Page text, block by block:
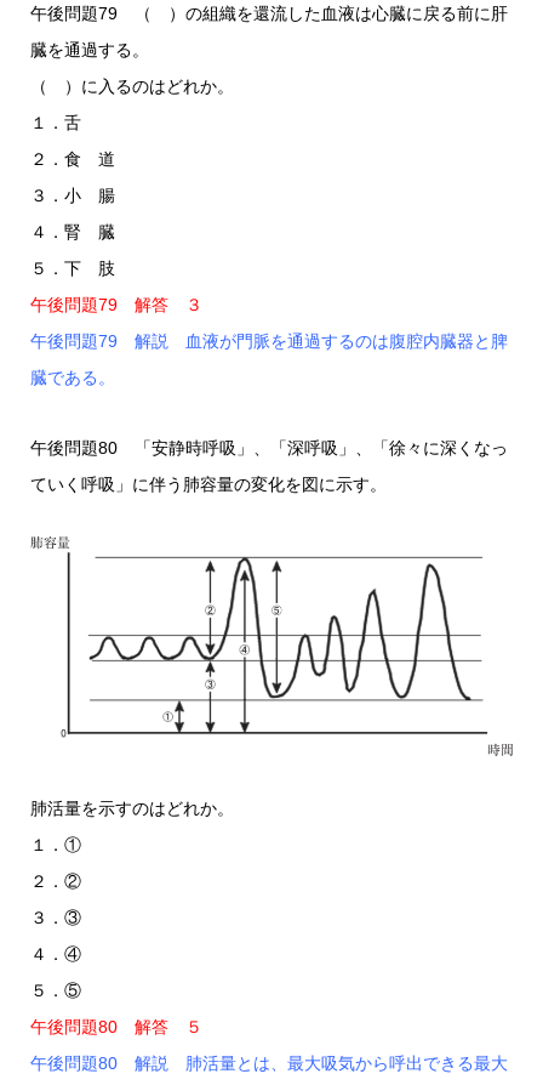
午後問題79 （ ）の組織を還流した血液は心臓に戻る前に肝
臓を通過する。
（ ）に入るのはどれか。
１．舌
２．食 道
３．小 腸
４．腎 臓
５．下 肢
午後問題79 解答 ３
午後問題79 解説 血液が門脈を通過するのは腹腔内臓器と脾
臓である。
午後問題80 「安静時呼吸」、「深呼吸」、「徐々に深くなっ
ていく呼吸」に伴う肺容量の変化を図に示す。
肺活量を示すのはどれか。
１．①
２．②
３．③
４．④
５．⑤
午後問題80 解答 ５
午後問題80 解説 肺活量とは、最大吸気から呼出できる最大